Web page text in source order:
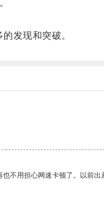
发现和突破。
用担心网速卡顿了。以前